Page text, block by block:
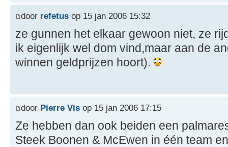
door refetus op 15 jan 2006 15:32
ze gunnen het elkaar gewoon niet, ze
ik eigenlijk wel dom vind,maar aan de
winnen geldprijzen hoort).
door Pierre Vis op 15 jan 2006 17:15
Ze hebben dan ook beiden een
Steek Boonen & McEwen in één team